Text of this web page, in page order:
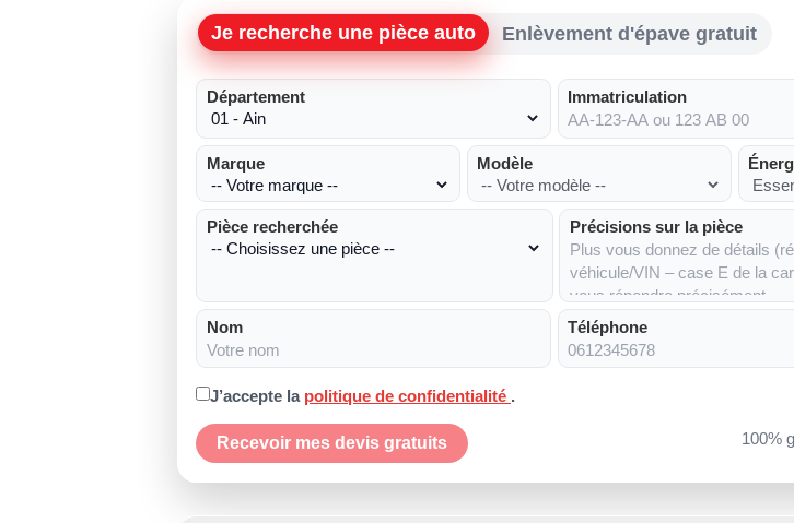
Je recherche une pièce auto Enlèvement d'épave gratuit
Département Immatriculation
Marque Modèle
Pièce recherchée Précisions sur la pièce
Nom Téléphone
J’accepte la politique de confidentialité .
Recevoir mes devis gratuits 100%